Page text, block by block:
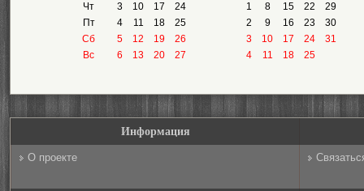
Чт
Пт
Сб
Вс
3
10 17
24
4
11 18
25
5
12 19
26
6
13 20 27
1
8 15 22
29
2
9 16 23
30
3
10 17 24
31
4
11 18 25
Информация
О проекте